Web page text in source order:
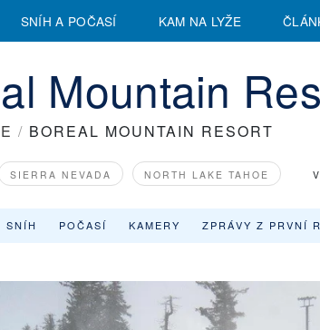
SNÍH A POČASÍ KAM NA LYŽE
Mountain
/ BOREAL MOUNTAIN RESORT
SIERRA NEVADA NORTH LAKE TAHOE
SNÍH POČASÍ KAMERY ZPRÁVY Z PRVNÍ
| Sjezdovky a vleky | Lyžování Boreal